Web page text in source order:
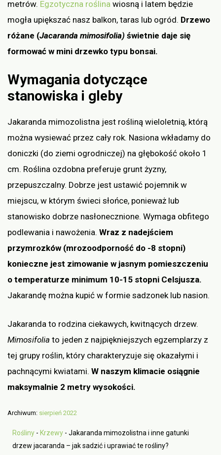
metrów. Egzotyczna roślina wiosną i latem będzie
mogła upiększać nasz balkon, taras lub ogród. Drzewo
różane (Jacaranda mimosifolia) świetnie daje się
formować w mini drzewko typu bonsai.
Wymagania dotyczące
stanowiska i gleby
Jakaranda mimozolistna jest rośliną wieloletnią, którą
można wysiewać przez cały rok. Nasiona wkładamy do
doniczki (do ziemi ogrodniczej) na głębokość około 1
cm. Roślina ozdobna preferuje grunt żyzny,
przepuszczalny. Dobrze jest ustawić pojemnik w
miejscu, w którym świeci słońce, ponieważ lub
stanowisko dobrze nasłonecznione. Wymaga obfitego
podlewania i nawożenia. Wraz z nadejściem
przymrozków (mrozoodporność do -8 stopni)
konieczne jest zimowanie w jasnym pomieszczeniu
o temperaturze minimum 10-15 stopni Celsjusza.
Jakarandę można kupić w formie sadzonek lub nasion.
Jakaranda to rodzina ciekawych, kwitnących drzew.
Mimosifolia to jeden z najpiękniejszych egzemplarzy z
tej grupy roślin, który charakteryzuje się okazałymi i
pachnącymi kwiatami. W naszym klimacie osiągnie
maksymalnie 2 metry wysokości.
Archiwum: sierpień 2022
Rośliny - Krzewy - Jakaranda mimozolistna i inne gatunki
drzew jacaranda – jak sadzić i uprawiać te rośliny?